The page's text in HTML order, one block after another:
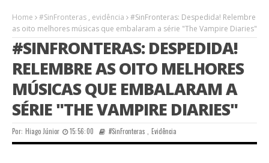
Home #SinFronteras , evidência
#SinFronteras: Despedida! Relembre
as oito melhores músicas que embalaram a série "The Vampire Diaries"
#SINFRONTERAS: DESPEDIDA!
RELEMBRE AS OITO MELHORES
MÚSICAS QUE EMBALARAM A
SÉRIE "THE VAMPIRE DIARIES"
Por: Hiago Júnior 15:56:00 #SinFronteras ,Evidência